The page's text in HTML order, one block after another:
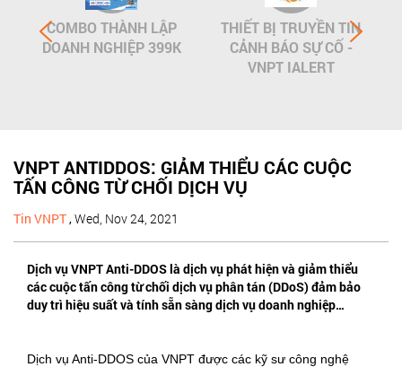
COMBO THÀNH LẬP
DOANH NGHIỆP 399K
THIẾT BỊ TRUYỀN TIN
CẢNH BÁO SỰ CỐ -
VNPT IALERT
VNPT ANTIDDOS: GIẢM THIỂU CÁC CUỘC
TẤN CÔNG TỪ CHỐI DỊCH VỤ
Tin VNPT,Wed, Nov 24, 2021
Dịch vụ VNPT Anti-DDOS là dịch vụ phát hiện và giảm thiểu
các cuộc tấn công từ chối dịch vụ phân tán (DDoS) đảm bảo
duy trì hiệu suất và tính sẵn sàng dịch vụ doanh nghiệp…
Dịch vụ Anti-DDOS của VNPT được các kỹ sư công nghệ